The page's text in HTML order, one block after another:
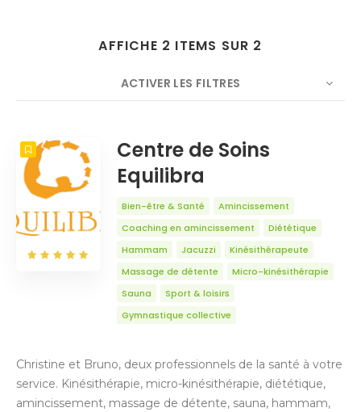
AFFICHE 2 ITEMS SUR 2
ACTIVER LES FILTRES
NOMBRE ORDRE
Centre de Soins
Equilibra
Bien-être & Santé
Amincissement
Coaching en amincissement
Diététique
Hammam
Jacuzzi
Kinésithérapeute
Massage de détente
Micro-kinésithérapie
Sauna
Sport & loisirs
Gymnastique collective
Christine et Bruno, deux professionnels de la santé à votre
service. Kinésithérapie, micro-kinésithérapie, diététique,
amincissement, massage de détente, sauna, hammam,